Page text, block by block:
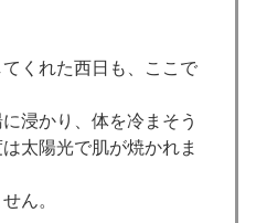
くれた西日も、ここで
浸かり、体を冷まそう
太陽光で肌が焼かれま
ん。